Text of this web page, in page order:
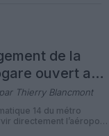
de la
ouvert aux
par Thierry Blancmont
14 du métro
directement l’aéroport